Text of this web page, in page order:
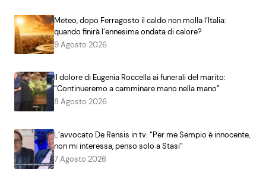
Meteo, dopo Ferragosto il caldo non molla l’Italia:
quando finirà l’ennesima ondata di calore?
9 Agosto 2026
Il dolore di Eugenia Roccella ai funerali del marito:
“Continueremo a camminare mano nella mano”
8 Agosto 2026
L’avvocato De Rensis in tv: “Per me Sempio è innocente,
non mi interessa, penso solo a Stasi”
7 Agosto 2026